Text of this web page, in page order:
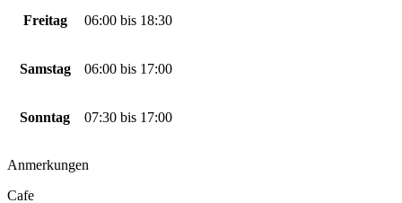
Freitag 06:00 bis 18:30
Samstag 06:00 bis 17:00
Sonntag 07:30 bis 17:00
Anmerkungen
Cafe